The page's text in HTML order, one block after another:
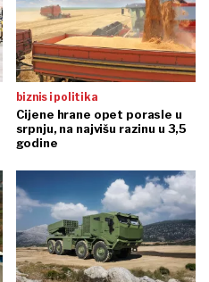
biznis i politika
Cijene hrane opet porasle u
srpnju, na najvišu razinu u 3,5
godine